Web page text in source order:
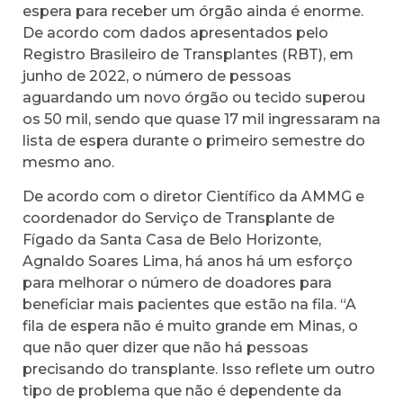
espera para receber um órgão ainda é enorme.
De acordo com dados apresentados pelo
Registro Brasileiro de Transplantes (RBT), em
junho de 2022, o número de pessoas
aguardando um novo órgão ou tecido superou
os 50 mil, sendo que quase 17 mil ingressaram na
lista de espera durante o primeiro semestre do
mesmo ano.
De acordo com o diretor Científico da AMMG e
coordenador do Serviço de Transplante de
Fígado da Santa Casa de Belo Horizonte,
Agnaldo Soares Lima, há anos há um esforço
para melhorar o número de doadores para
beneficiar mais pacientes que estão na fila. “A
fila de espera não é muito grande em Minas, o
que não quer dizer que não há pessoas
precisando do transplante. Isso reflete um outro
tipo de problema que não é dependente da